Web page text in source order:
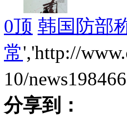
新生儿死于医院 家属遭保安
为防朝鲜射导弹 日本部署"爱
0顶 韩国防部
常','http://
10/
分享到：